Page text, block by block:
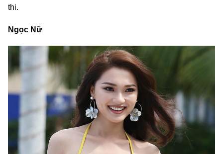
thi.
Ngọc Nữ